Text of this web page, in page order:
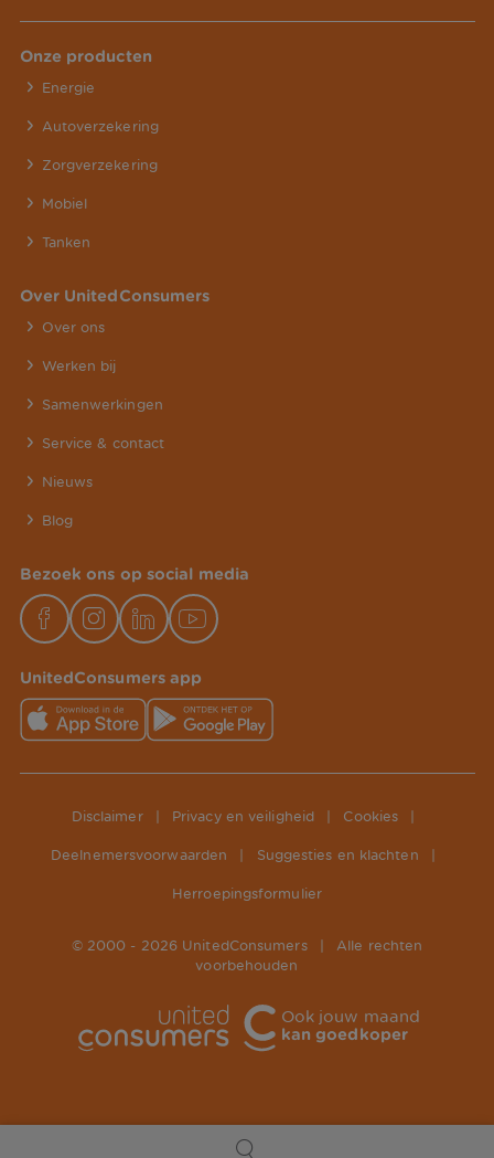
Onze producten
Energie
Autoverzekering
Zorgverzekering
Mobiel
Tanken
Over UnitedConsumers
Over ons
Werken bij
Samenwerkingen
Service & contact
Nieuws
Blog
Bezoek ons op social media
UnitedConsumers app
Disclaimer Privacy en veiligheid Cookies
Deelnemersvoorwaarden Suggesties en klachten
Herroepingsformulier
© 2000 - 2026 UnitedConsumers
Alle rechten
voorbehouden
Ook jouw maand
kan goedkoper